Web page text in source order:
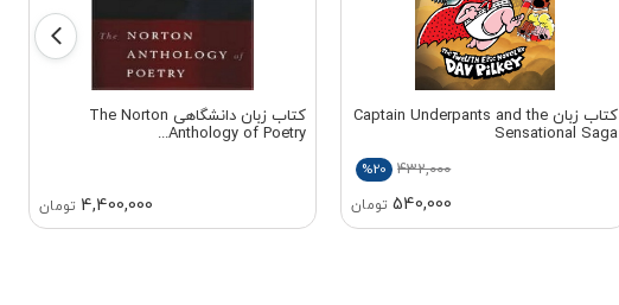
کتاب زبان Captain Underpants and the
Sensational Saga
432,000
%20
540,000 تومان
کتاب زبان دانشگاهی The Norton
Anthology of Poetry...
4,400,000 تومان